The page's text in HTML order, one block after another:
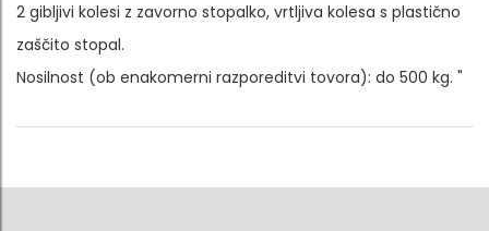
2 gibljivi kolesi z zavorno stopalko, vrtljiva kolesa s plastično
zaščito stopal.
Nosilnost (ob enakomerni razporeditvi tovora): do 500 kg. "